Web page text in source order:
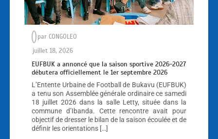
par CONGOLEO
juillet 18, 2026
EUFBUK a annoncé que la saison sportive 2026-2027
débutera officiellement le 1er septembre 2026
L’Entente Urbaine de Football de Bukavu (EUFBUK)
a tenu son Assemblée générale ordinaire ce samedi
18 juillet 2026 dans la salle Letty, située dans la
commune d’Ibanda. Cette rencontre avait pour
objectif de dresser le bilan de la saison écoulée et de
définir les orientations […]